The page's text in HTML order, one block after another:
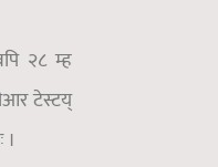
२८ म्ह
टेस्टय्